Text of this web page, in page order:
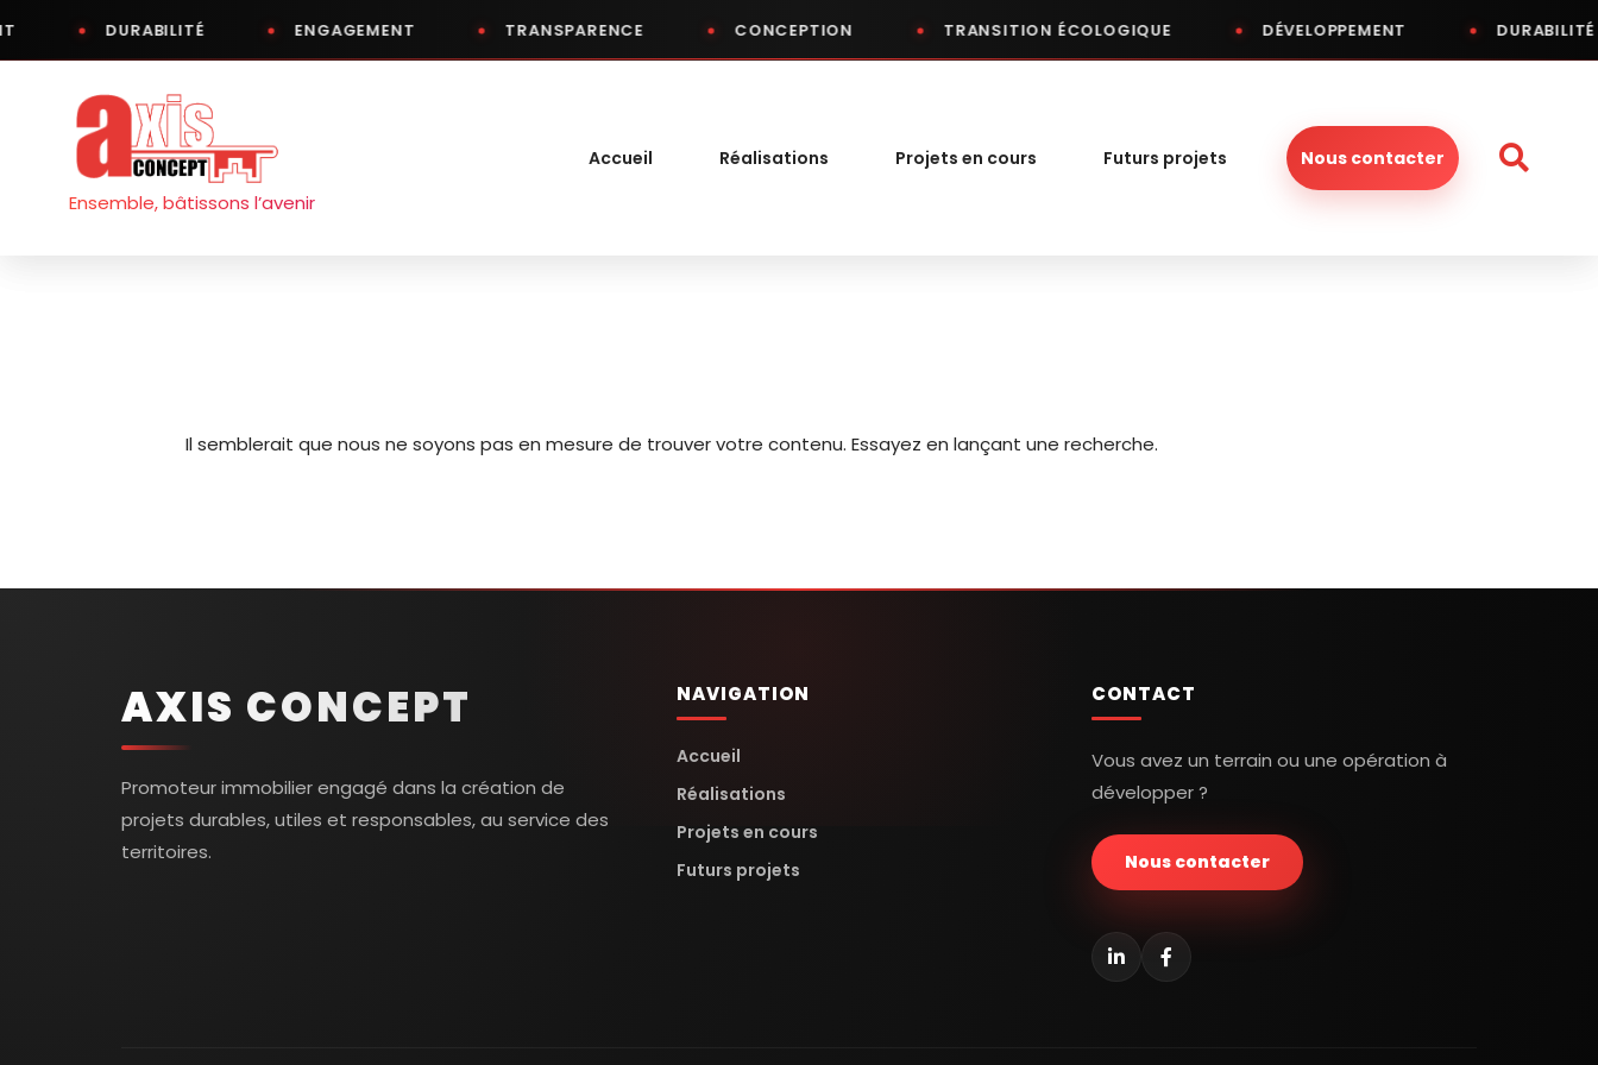
DURABILITÉ ENGAGEMENT TRANSPARENCE CONCEPTION TRANSITION ÉCOLOGIQUE DÉVELOPPEMENT DURABILITÉ
Ensemble, bâtissons l’avenir
Accueil Réalisations Projets en cours Futurs projets Nous contacter
Il semblerait que nous ne soyons pas en mesure de trouver votre contenu. Essayez en lançant une recherche.
AXIS CONCEPT
Promoteur immobilier engagé dans la création de
projets durables, utiles et responsables, au service des
territoires.
NAVIGATION
Accueil
Réalisations
Projets en cours
Futurs projets
CONTACT
Vous avez un terrain ou une opération à
développer ?
Nous contacter